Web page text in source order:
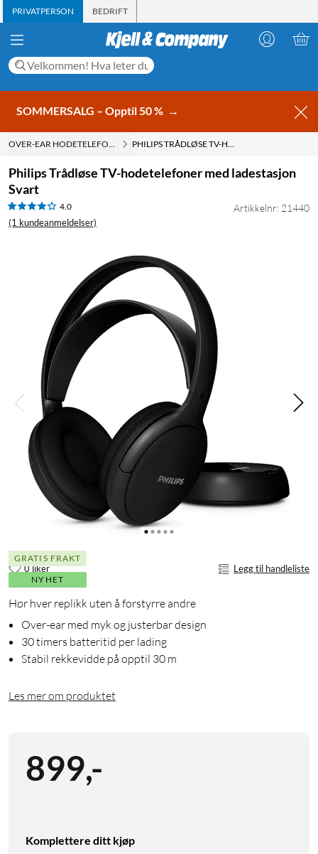
PRIVATPERSON BEDRIFT
SOMMERSALG – Opptil 50 % →
OVER-EAR HODETELEFONER PHILIPS TRÅDLØSE TV-HODETELEFONER MED LADESTASJON SVART
Philips Trådløse TV-hodetelefoner med ladestasjon
Svart
4.0
(1 kundeanmeldelser)
Artikkelnr: 21440
GRATIS FRAKT
NYHET
0 liker Legg til handleliste
Hør hver replikk uten å forstyrre andre
Over-ear med myk og justerbar design
30 timers batteritid per lading
Stabil rekkevidde på opptil 30 m
Les mer om produktet
899,-
Komplettere ditt kjøp